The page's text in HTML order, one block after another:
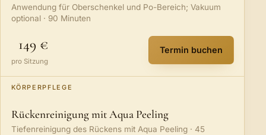
Anwendung für Oberschenkel und Po-Bereich; Vakuum
optional · 90 Minuten
149 €
pro Sitzung
Termin buchen
:Anti-Cellulite-
KÖRPERPFLEGE
Rückenreinigung mit Aqua Peeling
Tiefenreinigung des Rückens mit Aqua Peeling · 45